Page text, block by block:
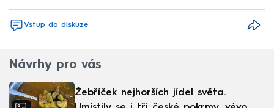
Vstup do diskuze
Návrhy pro vás
Žebříček nejhorších jídel světa.